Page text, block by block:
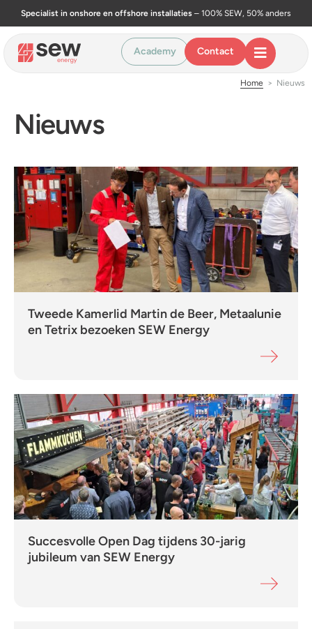
Specialist in onshore en offshore installaties – 100% SEW, 50% anders
Academy Contact
Home > Nieuws
Nieuws
Tweede Kamerlid Martin de Beer, Metaalunie
en Tetrix bezoeken SEW Energy
Succesvolle Open Dag tijdens 30-jarig
jubileum van SEW Energy